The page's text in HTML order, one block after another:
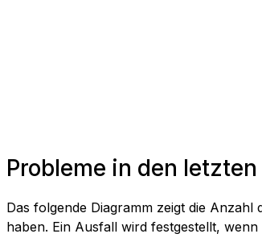
Probleme in den
Das folgende Diagramm zeigt die
haben. Ein Ausfall wird festgestellt,